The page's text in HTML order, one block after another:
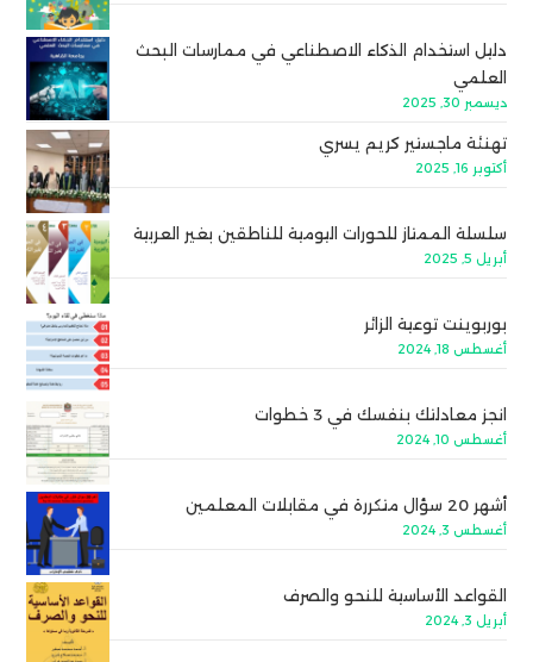
دليل استخدام الذكاء الاصطناعي في ممارسات البحث
العلمي
ديسمبر 30, 2025
تهنئة ماجستير كريم يسري
أكتوبر 16, 2025
سلسلة الممتاز للحورات اليومية للناطقين بغير العربية
أبريل 5, 2025
بوربوينت توعية الزائر
أغسطس 18, 2024
انجز معادلتك بنفسك في 3 خطوات
أغسطس 10, 2024
أشهر 20 سؤال متكررة في مقابلات المعلمين
أغسطس 3, 2024
القواعد الأساسية للنحو والصرف
أبريل 3, 2024